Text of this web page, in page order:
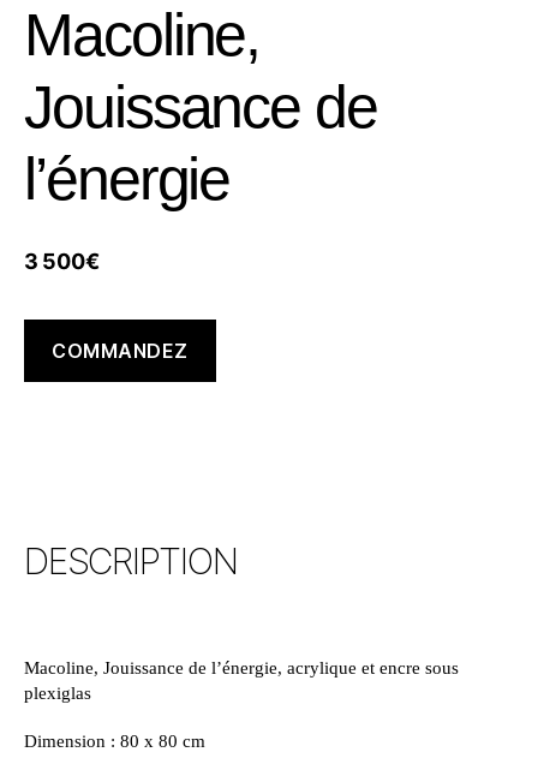
Macoline,
Jouissance de
l’énergie
3 500€
COMMANDEZ
DESCRIPTION
Macoline, Jouissance de l’énergie, acrylique et encre sous
plexiglas
Dimension : 80 x 80 cm